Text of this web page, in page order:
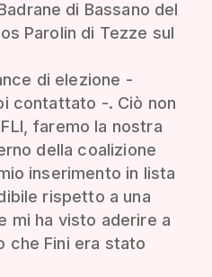
di Bassano del
Parolin di Tezze sul
di elezione -
contattato -. Ciò non
faremo la nostra
della coalizione
inserimento in lista
rispetto a una
mi ha visto aderire a
che Fini era stato